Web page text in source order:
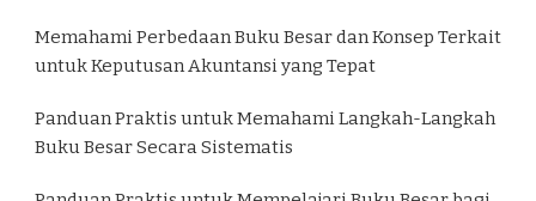
Memahami Perbedaan Buku Besar dan Konsep Terkait
untuk Keputusan Akuntansi yang Tepat
Panduan Praktis untuk Memahami Langkah-Langkah
Buku Besar Secara Sistematis